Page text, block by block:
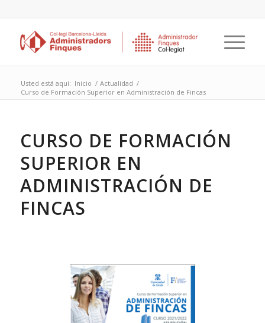
Usted está aquí: Inicio / Actualidad /
Curso de Formación Superior en Administración de Fincas
CURSO DE FORMACIÓN
SUPERIOR EN
ADMINISTRACIÓN DE
FINCAS